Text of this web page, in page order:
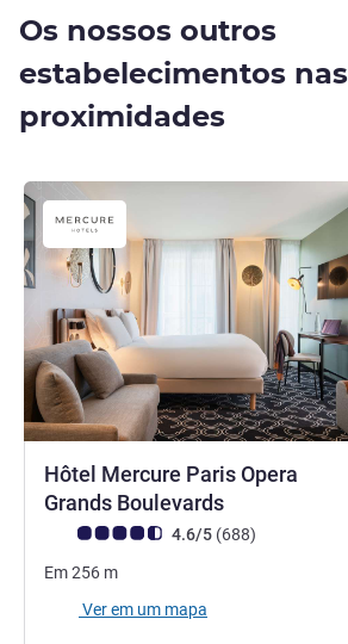
Os nossos outros
estabelecimentos nas
proximidades
Hôtel Mercure Paris Opera
Grands Boulevards
Nota clientes Avis (Classificação ALL)
4.6/5 (688comentários
)
Em256 m
Ver em um mapa